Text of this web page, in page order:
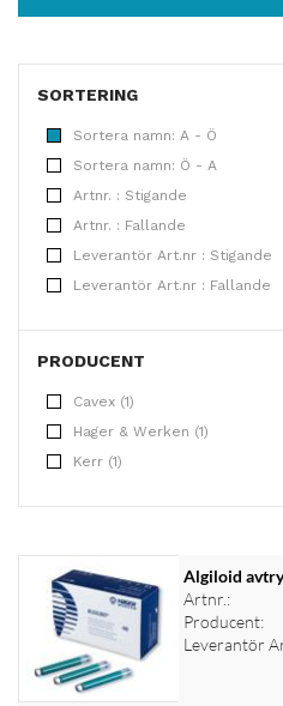
SORTERING
Sortera namn: A - Ö
Sortera namn: Ö - A
Artnr. : Stigande
Artnr. : Fallande
Leverantör Art.nr : Stigande
Leverantör Art.nr : Fallande
PRODUCENT
Cavex (1)
Hager & Werken (1)
Kerr (1)
Algiloid
Artnr.:
Producent:
Leverantör